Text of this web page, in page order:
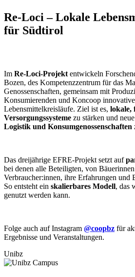
Re-Loci – Lokale
für Südtirol
Im Re-Loci-Projektentwickeln
Bozen, des Kompetenzzentrum für das
Genossenschaften, gemeinsam mit
Konsumierenden und Koncoop
Lebensmittelkreisläufe. Ziel ist es, lokale,
Versorgungssysteme zu stärken und
Logistik und Konsumgenossenschaften
Das dreijährige EFRE-Projekt setzt auf
bei denen alle Beteiligten, von
Verbraucher:innen, ihre Erfahrungen und
So entsteht ein skalierbares Modell, das
genutzt werden kann.
Folge auch auf Instagram @coopbz für
Ergebnisse und Veranstaltungen.
Unibz